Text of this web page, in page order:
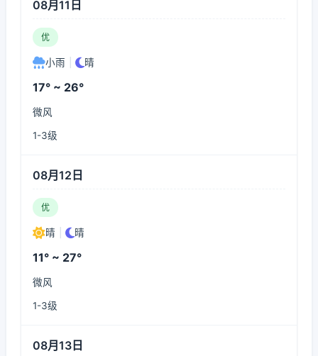
08月11日
优
小雨 晴
17° ~ 26°
微风
1-3级
08月12日
优
晴 晴
11° ~ 27°
微风
1-3级
08月13日